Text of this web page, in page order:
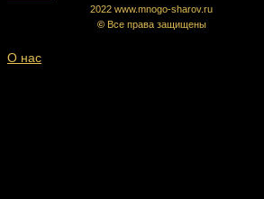
2022 www.mnogo-sharov.ru
© Все права защищены
О нас